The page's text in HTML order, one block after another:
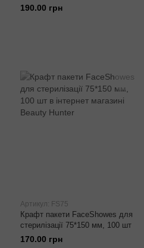
190.00 грн
Артикул: FS75
Крафт пакети FaceShowes для
стерилізації 75*150 мм, 100 шт
170.00 грн